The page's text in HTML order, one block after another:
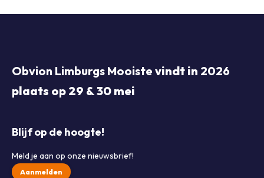
Obvion Limburgs Mooiste vindt in 2026
plaats op 29 & 30 mei
Blijf op de hoogte!
Meld je aan op onze nieuwsbrief!
Aanmelden